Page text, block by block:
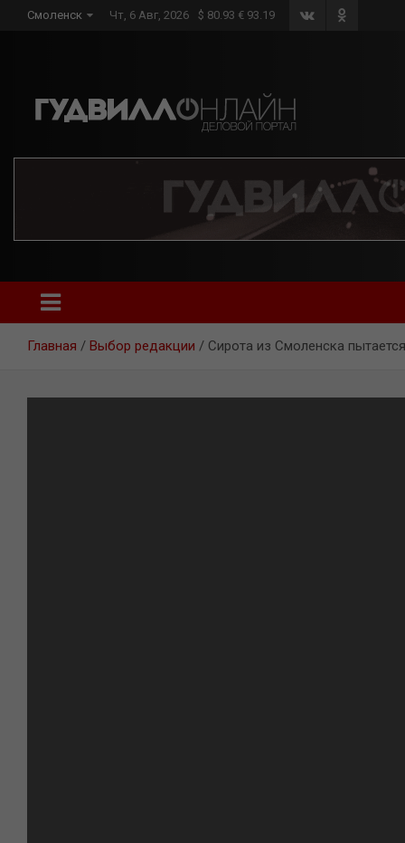
Смоленск Чт, 6 Авг, 2026 $ 80.93 € 93.19
Главная Выбор редакции Сирота из Смоленска